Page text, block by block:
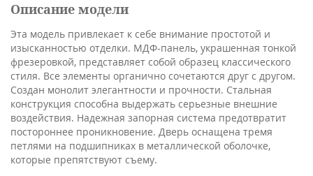
Описание модели
Эта модель привлекает к себе внимание простотой и
изысканностью отделки. МДФ-панель, украшенная тонкой
фрезеровкой, представляет собой образец классического
стиля. Все элементы органично сочетаются друг с другом.
Создан монолит элегантности и прочности. Стальная
конструкция способна выдержать серьезные внешние
воздействия. Надежная запорная система предотвратит
постороннее проникновение. Дверь оснащена тремя
петлями на подшипниках в металлической оболочке,
которые препятствуют съему.